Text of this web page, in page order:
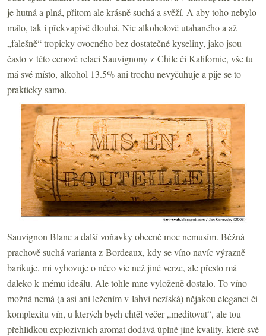
je hutná a plná, přitom ale krásně suchá a svěží. A aby toho nebylo
málo, tak i překvapivě dlouhá. Nic alkoholově utahaného a až
„falešně“ tropicky ovocného bez dostatečné kyseliny, jako jsou
často v této cenové relaci Sauvignony z Chile či Kalifornie, vše tu
má své místo, alkohol 13.5% ani trochu nevyčuhuje a pije se to
prakticky samo.
Sauvignon Blanc a další voňavky obecně moc nemusím. Běžná
prachově suchá varianta z Bordeaux, kdy se víno navíc výrazně
barikuje, mi vyhovuje o něco víc než jiné verze, ale přesto má
daleko k mému ideálu. Ale tohle mne vyloženě dostalo. To víno
možná nemá (a asi ani ležením v lahvi nezíská) nějakou eleganci či
komplexitu vín, u kterých bych chtěl večer „meditovat“, ale tou
přehlídkou explozivních aromat dodává úplně jiné kvality, které své